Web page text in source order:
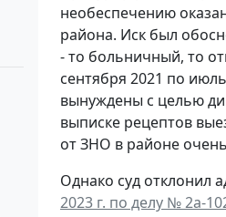
необеспечению
района. Иск был
- то больничный, то
сентября 2021 по
вынуждены с целью
выписке рецептов
от ЗНО в районе
Однако суд отклонил
2023 г. по делу № 2а-